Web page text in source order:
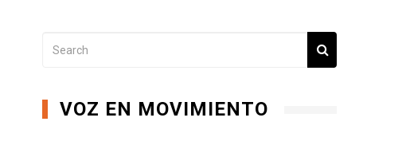
VOZ EN MOVIMIENTO